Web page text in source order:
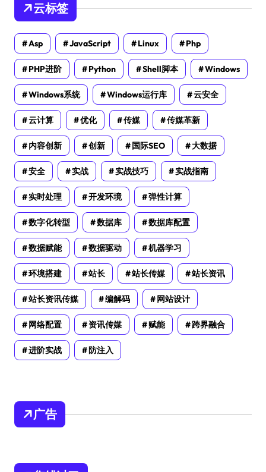
云标签
Asp JavaScript Linux Php
PHP进阶 Python Shell脚本 Windows
Windows系统 Windows运行库 云安全
云计算 优化 传媒 传媒革新
内容创新 创新 国际SEO 大数据
安全 实战 实战技巧 实战指南
实时处理 开发环境 弹性计算
数字化转型 数据库 数据库配置
数据赋能 数据驱动 机器学习
环境搭建 站长 站长传媒 站长资讯
站长资讯传媒 编解码 网站设计
网络配置 资讯传媒 赋能 跨界融合
进阶实战 防注入
广告